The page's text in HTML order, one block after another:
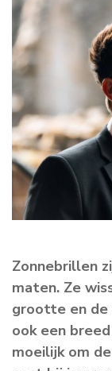
Zonnebrillen
maten. Ze
grootte en de
ook een
moeilijk om